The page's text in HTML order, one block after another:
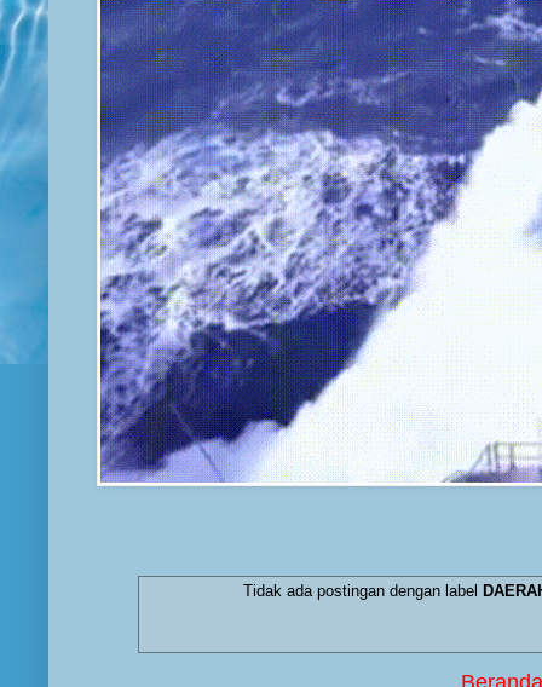
Tidak ada postingan dengan label
Beranda